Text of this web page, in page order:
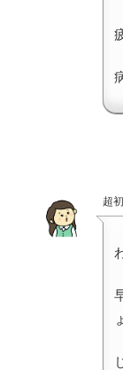
超